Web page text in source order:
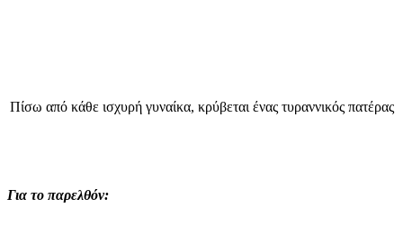
Πίσω από κάθε ισχυρή γυναίκα, κρύβεται ένας τυραννικός πατέρας
Για το παρελθόν: